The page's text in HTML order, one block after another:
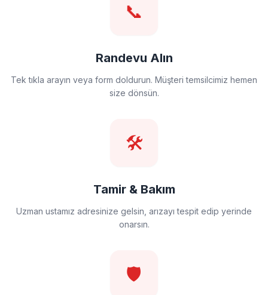
📞
Randevu Alın
Tek tıkla arayın veya form doldurun. Müşteri temsilcimiz hemen
size dönsün.
🛠️
Tamir & Bakım
Uzman ustamız adresinize gelsin, arızayı tespit edip yerinde
onarsın.
🛡️